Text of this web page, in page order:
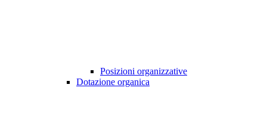
Posizioni organizzative
Dotazione organica